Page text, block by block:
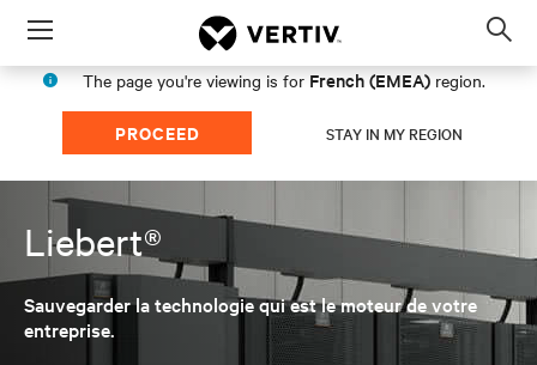
Menu
The page you're viewing is for French (EMEA) region.
PROCEED STAY IN MY REGION
Liebert®
Sauvegarder la technologie qui est le moteur de votre
entreprise.